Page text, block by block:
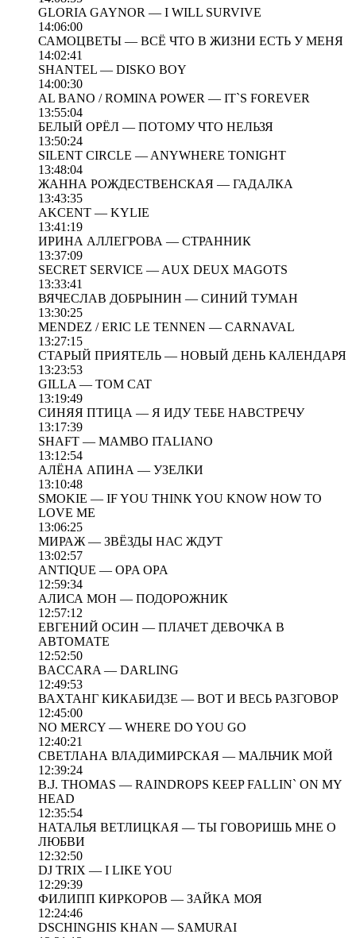
GLORIA GAYNOR — I WILL SURVIVE
14:06:00
САМОЦВЕТЫ — ВСЁ ЧТО В ЖИЗНИ ЕСТЬ У МЕНЯ
14:02:41
SHANTEL — DISKO BOY
14:00:30
AL BANO / ROMINA POWER — IT`S FOREVER
13:55:04
БЕЛЫЙ ОРЁЛ — ПОТОМУ ЧТО НЕЛЬЗЯ
13:50:24
SILENT CIRCLE — ANYWHERE TONIGHT
13:48:04
ЖАННА РОЖДЕСТВЕНСКАЯ — ГАДАЛКА
13:43:35
AKCENT — KYLIE
13:41:19
ИРИНА АЛЛЕГРОВА — СТРАННИК
13:37:09
SECRET SERVICE — AUX DEUX MAGOTS
13:33:41
ВЯЧЕСЛАВ ДОБРЫНИН — СИНИЙ ТУМАН
13:30:25
MENDEZ / ERIC LE TENNEN — CARNAVAL
13:27:15
СТАРЫЙ ПРИЯТЕЛЬ — НОВЫЙ ДЕНЬ КАЛЕНДАРЯ
13:23:53
GILLA — TOM CAT
13:19:49
СИНЯЯ ПТИЦА — Я ИДУ ТЕБЕ НАВСТРЕЧУ
13:17:39
SHAFT — MAMBO ITALIANO
13:12:54
АЛЁНА АПИНА — УЗЕЛКИ
13:10:48
SMOKIE — IF YOU THINK YOU KNOW HOW TO
LOVE ME
13:06:25
МИРАЖ — ЗВЁЗДЫ НАС ЖДУТ
13:02:57
ANTIQUE — OPA OPA
12:59:34
АЛИСА МОН — ПОДОРОЖНИК
12:57:12
ЕВГЕНИЙ ОСИН — ПЛАЧЕТ ДЕВОЧКА В
АВТОМАТЕ
12:52:50
BACCARA — DARLING
12:49:53
ВАХТАНГ КИКАБИДЗЕ — ВОТ И ВЕСЬ РАЗГОВОР
12:45:00
NO MERCY — WHERE DO YOU GO
12:40:21
СВЕТЛАНА ВЛАДИМИРСКАЯ — МАЛЬЧИК МОЙ
12:39:24
B.J. THOMAS — RAINDROPS KEEP FALLIN` ON MY
HEAD
12:35:54
НАТАЛЬЯ ВЕТЛИЦКАЯ — ТЫ ГОВОРИШЬ МНЕ О
ЛЮБВИ
12:32:50
DJ TRIX — I LIKE YOU
12:29:39
ФИЛИПП КИРКОРОВ — ЗАЙКА МОЯ
12:24:46
DSCHINGHIS KHAN — SAMURAI